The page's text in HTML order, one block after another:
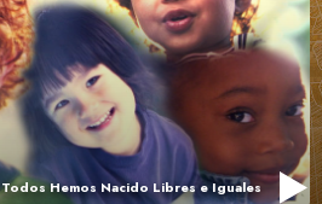
Todos Hemos Nacido Libres e Iguales